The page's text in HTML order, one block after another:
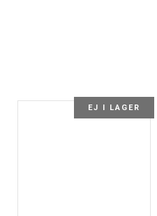
EJ I LAGER